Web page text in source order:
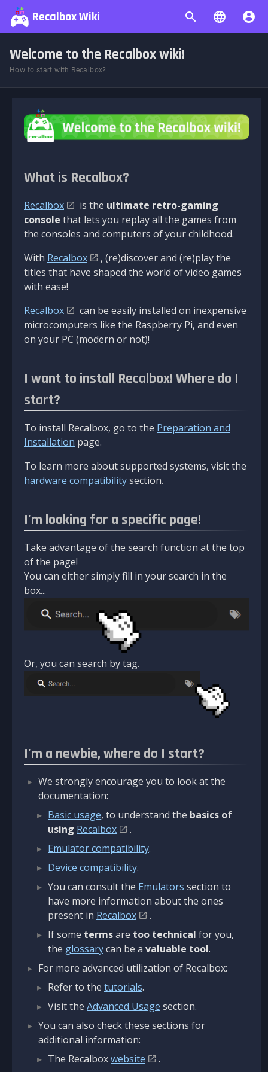
Recalbox Wiki
Welcome to the Recalbox wiki!
How to start with Recalbox?
What is Recalbox?
Recalbox is the ultimate retro-gaming
console that lets you replay all the games from
the consoles and computers of your childhood.
With Recalbox
, (re)discover and (re)play the
titles that have shaped the world of video games
with ease!
Recalbox
can be easily installed on inexpensive
microcomputers like the Raspberry Pi, and even
on your PC (modern or not)!
I want to install Recalbox! Where do I
start?
To install Recalbox, go to the Preparation and
Installation page.
To learn more about supported systems, visit the
hardware compatibilitysection.
I'm looking for a specific page!
Take advantage of the search function at the top
of the page!
You can either simply fill in your search in the
box...
Or, you can search by tag.
I'm a newbie, where do I start?
We strongly encourage you to look at the
documentation:
Basic usage, to understand the basics of
using Recalbox
.
Emulator compatibility.
Device compatibility.
You can consult the Emulators section to
have more information about the ones
present in Recalbox
.
If some termsare too technical for you,
the glossarycan be a valuable tool.
For more advanced utilization of Recalbox:
Refer to the tutorials.
Visit the Advanced Usage section.
You can also check these sections for
additional information:
The Recalboxwebsite
.